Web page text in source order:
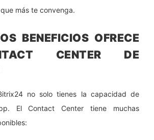
más te convenga.
BENEFICIOS OFRECE
CENTER DE
no solo tienes la capacidad de
El Contact Center tiene muchas